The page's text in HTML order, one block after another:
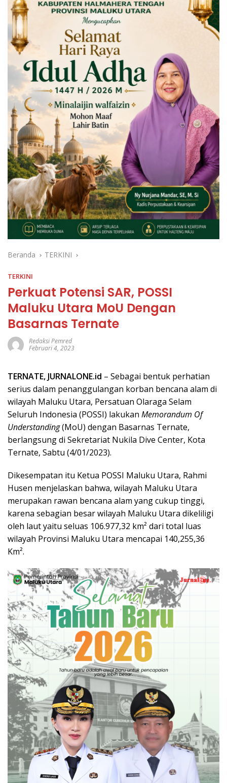
Beranda TERKINI
TERKINI
Perkuat Potensi SAR, POSSI
Maluku Utara MoU Dengan
Basarnas Ternate
Redaksi Pemred
Februari 4, 2023
TERNATE, JURNALONE.id – Sebagai bentuk perhatian
serius dalam penanggulangan korban bencana alam di
wilayah Maluku Utara, Persatuan Olaraga Selam
Seluruh Indonesia (POSSI) lakukan Memorandum Of
Understanding(MoU) dengan Basarnas Ternate,
berlangsung di Sekretariat Nukila Dive Center, Kota
Ternate, Sabtu (4/01/2023).
Dikesempatan itu Ketua POSSI Maluku Utara, Rahmi
Husen menjelaskan bahwa, wilayah Maluku Utara
merupakan rawan bencana alam yang cukup tinggi,
karena sebagian besar wilayah Maluku Utara dikeliligi
oleh laut yaitu seluas 106.977,32 km² dari total luas
wilayah Provinsi Maluku Utara mencapai 140,255,36
Km².